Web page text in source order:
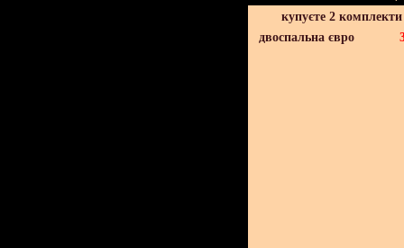
купуєте 2
двоспальна євро